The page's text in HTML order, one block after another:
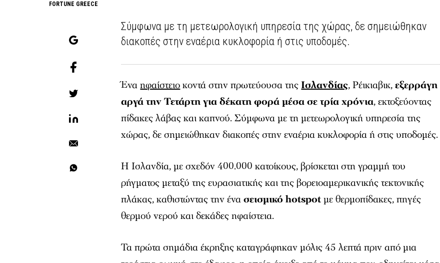
FORTUNE GREECE
Σύμφωνα με τη μετεωρολογική υπηρεσία της χώρας, δε σημειώθηκαν
διακοπές στην εναέρια κυκλοφορία ή στις υποδομές.
Έναηφαίστειοκοντά στην πρωτεύουσα της Ισλανδίας, Ρέικιαβικ,εξερράγη
αργά την Τετάρτη για δέκατη φορά μέσα σε τρία χρόνια, εκτοξεύοντας
πίδακες λάβας και καπνού. Σύμφωνα με τη μετεωρολογική υπηρεσία της
χώρας, δε σημειώθηκαν διακοπές στην εναέρια κυκλοφορία ή στις υποδομές.
Η Ισλανδία, με σχεδόν 400.000 κατοίκους, βρίσκεται στη γραμμή του
ρήγματος μεταξύ της ευρασιατικής και της βορειοαμερικανικής τεκτονικής
πλάκας, καθιστώντας την ένασεισμικό hotspotμε θερμοπίδακες, πηγές
θερμού νερού και δεκάδες ηφαίστεια.
Τα πρώτα σημάδια έκρηξης καταγράφηκαν μόλις 45 λεπτά πριν από μια